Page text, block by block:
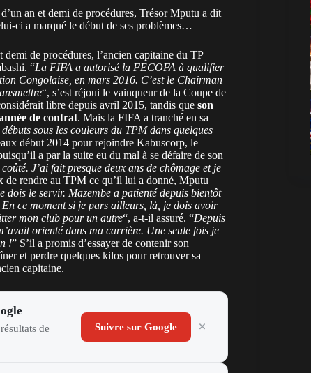
an et demi de procédures, Trésor Mputu a dit
ci a marqué le début de ses problèmes…
de procédures, l’ancien capitaine du TP
“La FIFA a autorisé la FECOFA à qualifier
Congolaise, en mars 2016. C’est le Chairman
“, s’est réjoui le vainqueur de la Coupe de
libre depuis avril 2015, tandis que son
de contrat. Mais la FIFA a tranché en sa
sous les couleurs du TPM dans quelques
début 2014 pour rejoindre Kabuscorp, le
a par la suite eu du mal à se défaire de son
J’ai fait presque deux ans de chômage et je
de rendre au TPM ce qu’il lui a donné, Mputu
dois le servir. Mazembe a patienté depuis bientôt
ce moment si je pars ailleurs, là, je dois avoir
mon club pour un autre“, a-t-il assuré. “Depuis
orienté dans ma carrière. Une seule fois je
!” S’il a promis d’essayer de contenir son
et perdre quelques kilos pour retrouver sa
capitaine.
de
Suivre sur Google